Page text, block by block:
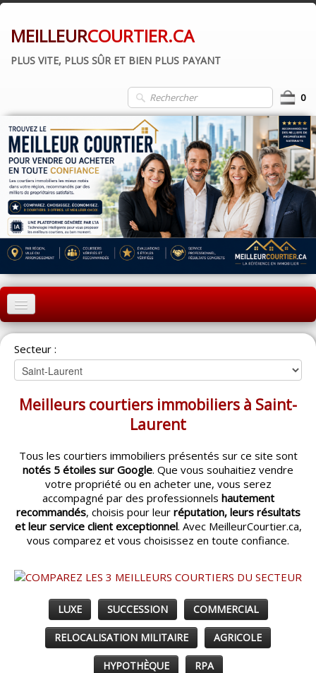
MEILLEURCOURTIER.CA
PLUS VITE, PLUS SÛR ET BIEN PLUS PAYANT
0
ACCUEIL
MONTRÉAL
QUÉBEC
LAVAL
CATÉGORIES▼
ACHETEUR / VENDEUR▼
ENTREPRENEURS▼
ESPACE COURTIER ▼
Secteur :
Meilleurs courtiers immobiliers à Saint-
Laurent
Tous les courtiers immobiliers présentés sur ce site sont
notés 5 étoiles sur Google. Que vous souhaitiez vendre
votre propriété ou en acheter une, vous serez
accompagné par des professionnels hautement
recommandés, choisis pour leur réputation, leurs résultats
et leur service client exceptionnel. Avec MeilleurCourtier.ca,
vous comparez et vous choisissez en toute confiance.
LUXE SUCCESSION COMMERCIAL
RELOCALISATION MILITAIRE AGRICOLE
HYPOTHÈQUE RPA